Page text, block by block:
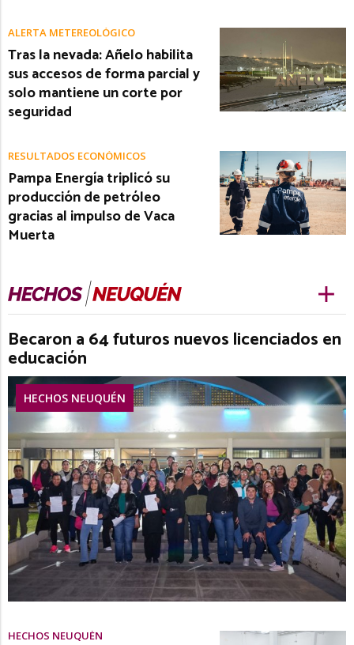
ALERTA METEREOLÓGICO
Tras la nevada: Añelo habilita
sus accesos de forma parcial y
solo mantiene un corte por
seguridad
RESULTADOS ECONÓMICOS
Pampa Energía triplicó su
producción de petróleo
gracias al impulso de Vaca
Muerta
Becaron a 64 futuros nuevos licenciados en
educación
HECHOS NEUQUÉN
HECHOS NEUQUÉN